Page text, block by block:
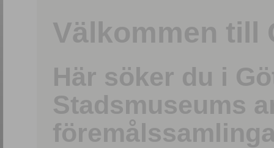
Välkommen till
Här söker du i
Stadsmuseums